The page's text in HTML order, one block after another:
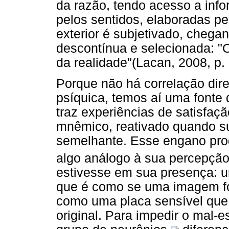
da razão, tendo acesso a
pelos sentidos, elaboradas
exterior é subjetivado,
descontínua e selecionada:
da realidade"(Lacan, 2008, p.
Porque não há correlação
psíquica, temos aí uma fonte
traz experiências de
mnêmico, reativado quando
semelhante. Esse engano
algo análogo à sua
estivesse em sua presença:
que é como se uma imagem
como uma placa sensível
original. Para impedir o mal-